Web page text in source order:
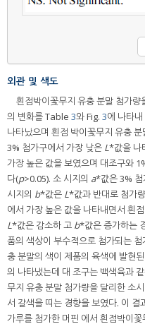
외관 및 색도
흰점박이꽃무지 유충 분말 첨가
의 변화를 Table 3와 Fig. 3에 나타
나타났으며 흰점 박이꽃무지 유충
3% 첨가구에서 가장 낮은 L*값을 나
가장 높은 값을 보였으며 대조구와
다(p>0.05). 소 시지의 a*값은 3% 첨
시지의 b*값은 L*값과 반대로 첨가
에서 가장 높은 값을 나타내면서 흰
L*값은 감소하 고 b*값은 증가하는
품의 색상이 부수적으로 첨가되는
충 분말의 색이 제품의 육색에 발현
의 나타냈는데 대 조구는 백색육과
무지 유충 분말 첨가량을 달리한 소
서 갈색을 띠는 경향을 보였다. 이 결
가루를 첨가한 머핀 에서 흰점박이